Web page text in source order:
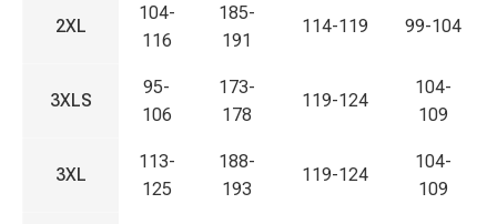
2XL
104-
116
185-
191
114-119 99-104
3XLS
95-
106
173-
178
119-124
104-
109
3XL
113-
125
188-
193
119-124
104-
109